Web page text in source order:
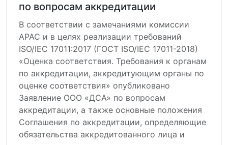
по вопросам аккредитации
В соответствии с замечаниями комиссии
АРАС и в целях реализации требований
ISO/IEC 17011:2017 (ГОСТ ISO/IEC 17011-2018)
«Оценка соответствия. Требования к органам
по аккредитации, аккредитующим органы по
оценке соответствия» опубликовано
Заявление ООО «ДСА» по вопросам
аккредитации, а также основные положения
Соглашения по аккредитации, определяющие
обязательства аккредитованного лица и